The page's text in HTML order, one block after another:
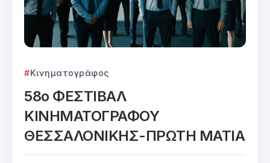
Κινηματογράφος
58ο ΦΕΣΤΙΒΑΛ
ΚΙΝΗΜΑΤΟΓΡΑΦΟΥ
ΘΕΣΣΑΛΟΝΙΚΗΣ-ΠΡΩΤΗ ΜΑΤΙΑ